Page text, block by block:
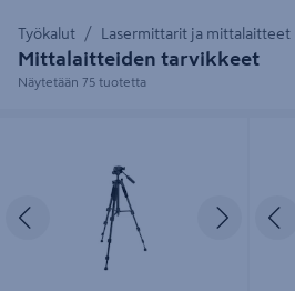
Työkalut Lasermittarit ja mittalaitteet
Mittalaitteiden tarvikkeet
Näytetään 75 tuotetta
Edellinen Seuraava